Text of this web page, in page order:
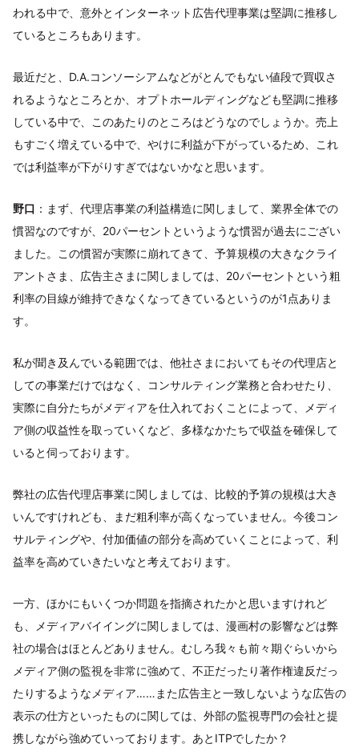
われる中で、意外とインターネット広告代理事業は堅調に推移し
ているところもあります。
最近だと、D.A.コンソーシアムなどがとんでもない値段で買収さ
れるようなところとか、オプトホールディングなども堅調に推移
している中で、このあたりのところはどうなのでしょうか。売上
もすごく増えている中で、やけに利益が下がっているため、これ
では利益率が下がりすぎではないかなと思います。
野口 ：まず、代理店事業の利益構造に関しまして、業界全体での
慣習なのですが、20パーセントというような慣習が過去にござい
ました。この慣習が実際に崩れてきて、予算規模の大きなクライ
アントさま、広告主さまに関しましては、20パーセントという粗
利率の目線が維持できなくなってきているというのが1点ありま
す。
私が聞き及んでいる範囲では、他社さまにおいてもその代理店と
しての事業だけではなく、コンサルティング業務と合わせたり、
実際に自分たちがメディアを仕入れておくことによって、メディ
ア側の収益性を取っていくなど、多様なかたちで収益を確保して
いると伺っております。
弊社の広告代理店事業に関しましては、比較的予算の規模は大き
いんですけれども、まだ粗利率が高くなっていません。今後コン
サルティングや、付加価値の部分を高めていくことによって、利
益率を高めていきたいなと考えております。
一方、ほかにもいくつか問題を指摘されたかと思いますけれど
も、メディアバイイングに関しましては、漫画村の影響などは弊
社の場合はほとんどありません。むしろ我々も前々期ぐらいから
メディア側の監視を非常に強めて、不正だったり著作権違反だっ
たりするようなメディア……また広告主と一致しないような広告の
表示の仕方といったものに関しては、外部の監視専門の会社と提
携しながら強めていっております。あとITPでしたか？